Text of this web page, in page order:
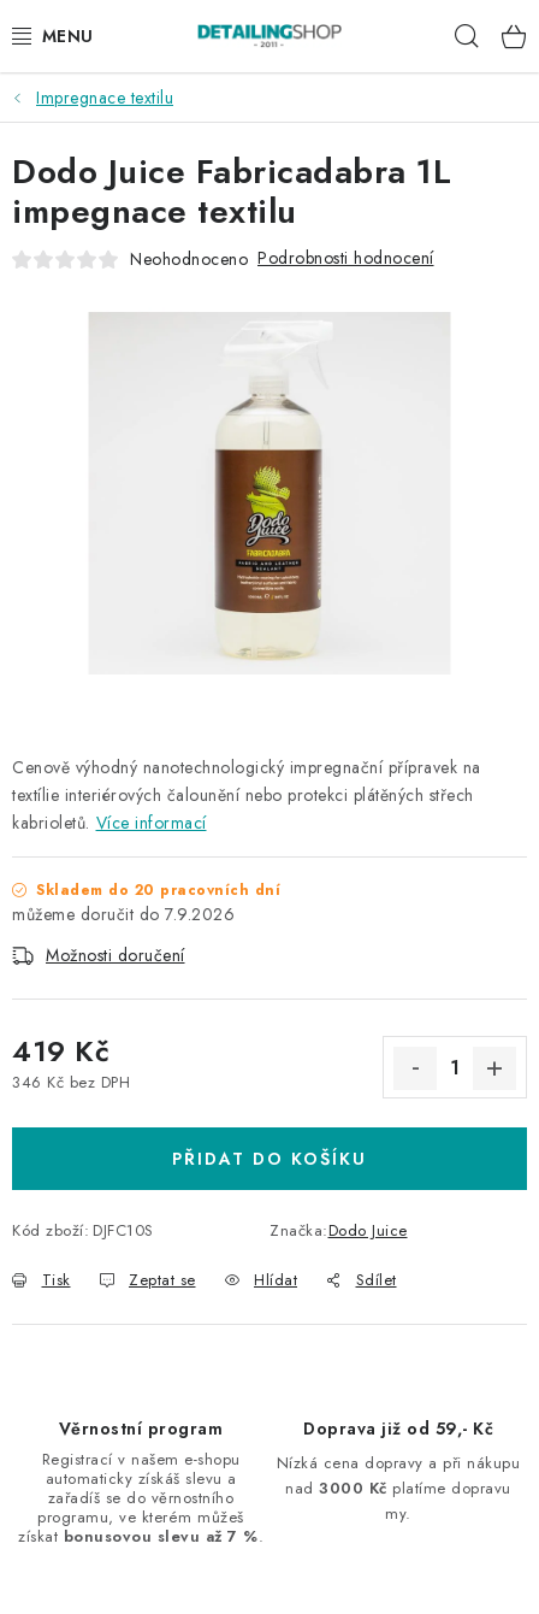
na
AKCE
NOVINKY
EXTERIÉR
DÁRKOVÉ SADY A POUKAZY
Věrnostní program
Všeobecné obchodní podmínky
Podmínky ochrany osobních údajů
Impregnace textilu
Cenově výhodný nanotechnologický impregnační přípravek na
textílie interiérových čalounění nebo protekci plátěných střech
kabrioletů. Více informací
Skladem do 20 pracovních dní
7.9.2026
Možnosti doručení
419 Kč
346 Kč bez DPH
PŘIDAT DO KOŠÍKU
Kód zboží: DJFC10S Značka:Dodo Juice
Tisk Zeptat se Hlídat Sdílet
Dodo Juice Fabricadabra 1L
impegnace textilu
Neohodnoceno Podrobnosti hodnocení
Věrnostní program
Registrací v našem e-shopu
automaticky získáš slevu a
zařadíš se do věrnostního
programu, ve kterém můžeš
získat bonusovou slevu až 7 %.
Doprava již od 59,- Kč
Nízká cena dopravy a při nákupu
nad3000 Kč platíme dopravu
my.